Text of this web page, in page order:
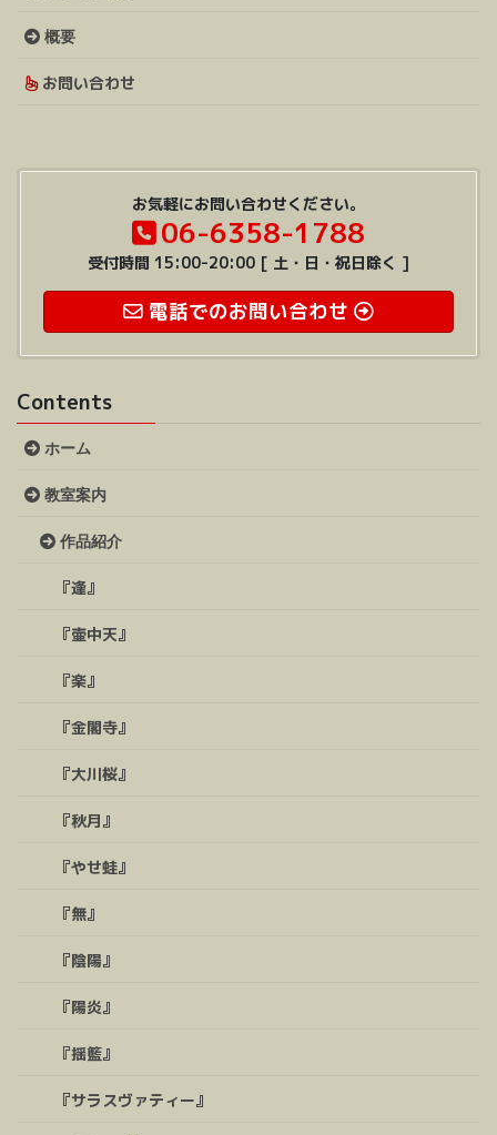
概要
お問い合わせ
お気軽にお問い合わせください。
06-6358-1788
受付時間 15:00-20:00 [ 土・日・祝日除く ]
電話でのお問い合わせ
Contents
ホーム
教室案内
作品紹介
『逢』
『壷中天』
『楽』
『金閣寺』
『大川桜』
『秋月』
『やせ蛙』
『無』
『陰陽』
『陽炎』
『揺籃』
『サラスヴァティー』